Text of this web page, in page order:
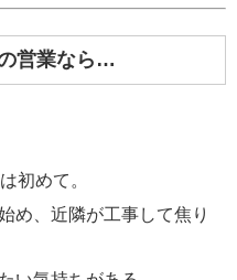
営業なら…
初めて。
め、近隣が工事して焦り